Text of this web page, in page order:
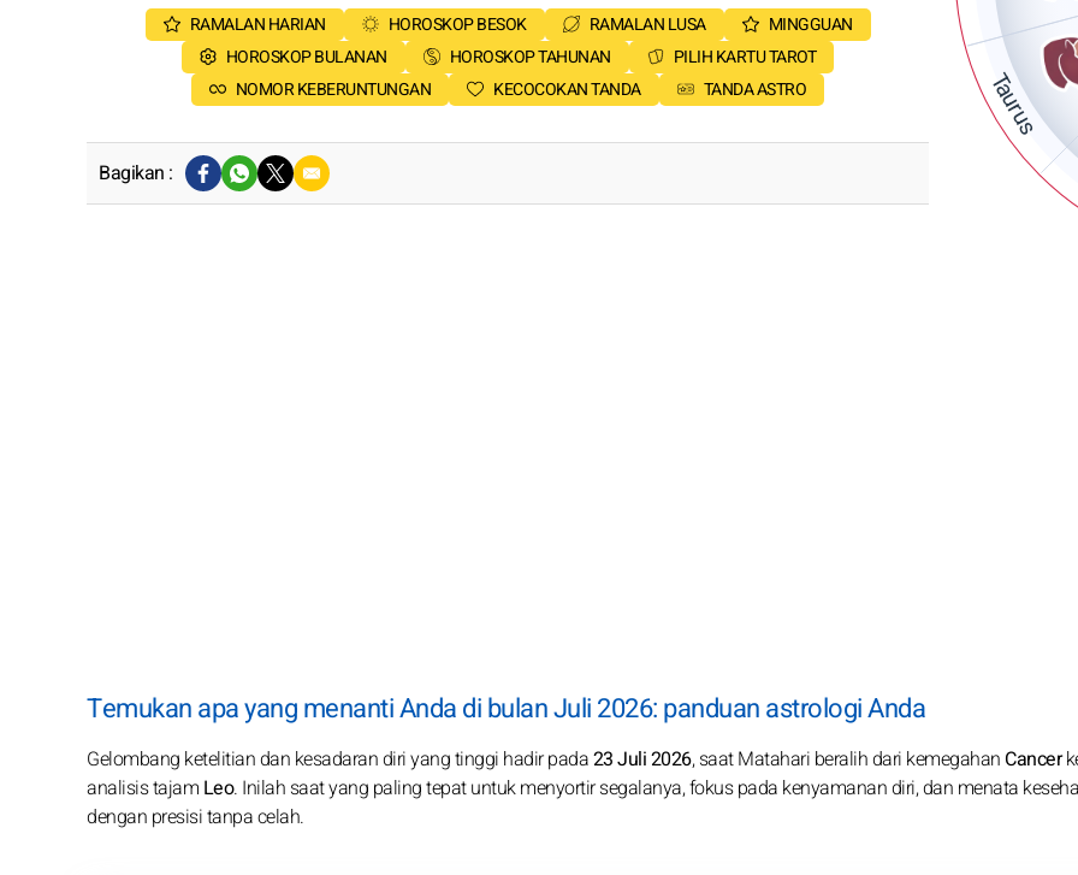
RAMALAN HARIAN HOROSKOP BESOK RAMALAN LUSA
MINGGUAN
HOROSKOP BULANAN
HOROSKOP TAHUNAN
PILIH KARTU TAROT
NOMOR KEBERUNTUNGAN
KECOCOKAN TANDA TANDA ASTRO
Bagikan :
Taurus
Temukan apa yang menanti Anda di bulan Juli 2026: panduan astrologi Anda
Gelombang ketelitian dan kesadaran diri yang tinggi hadir pada23 Juli 2026, saat Matahari beralih dari kemegahan Cancer
analisis tajam Leo. Inilah saat yang paling tepat untuk menyortir segalanya, fokus pada kenyamanan diri, dan menata
dengan presisi tanpa celah.